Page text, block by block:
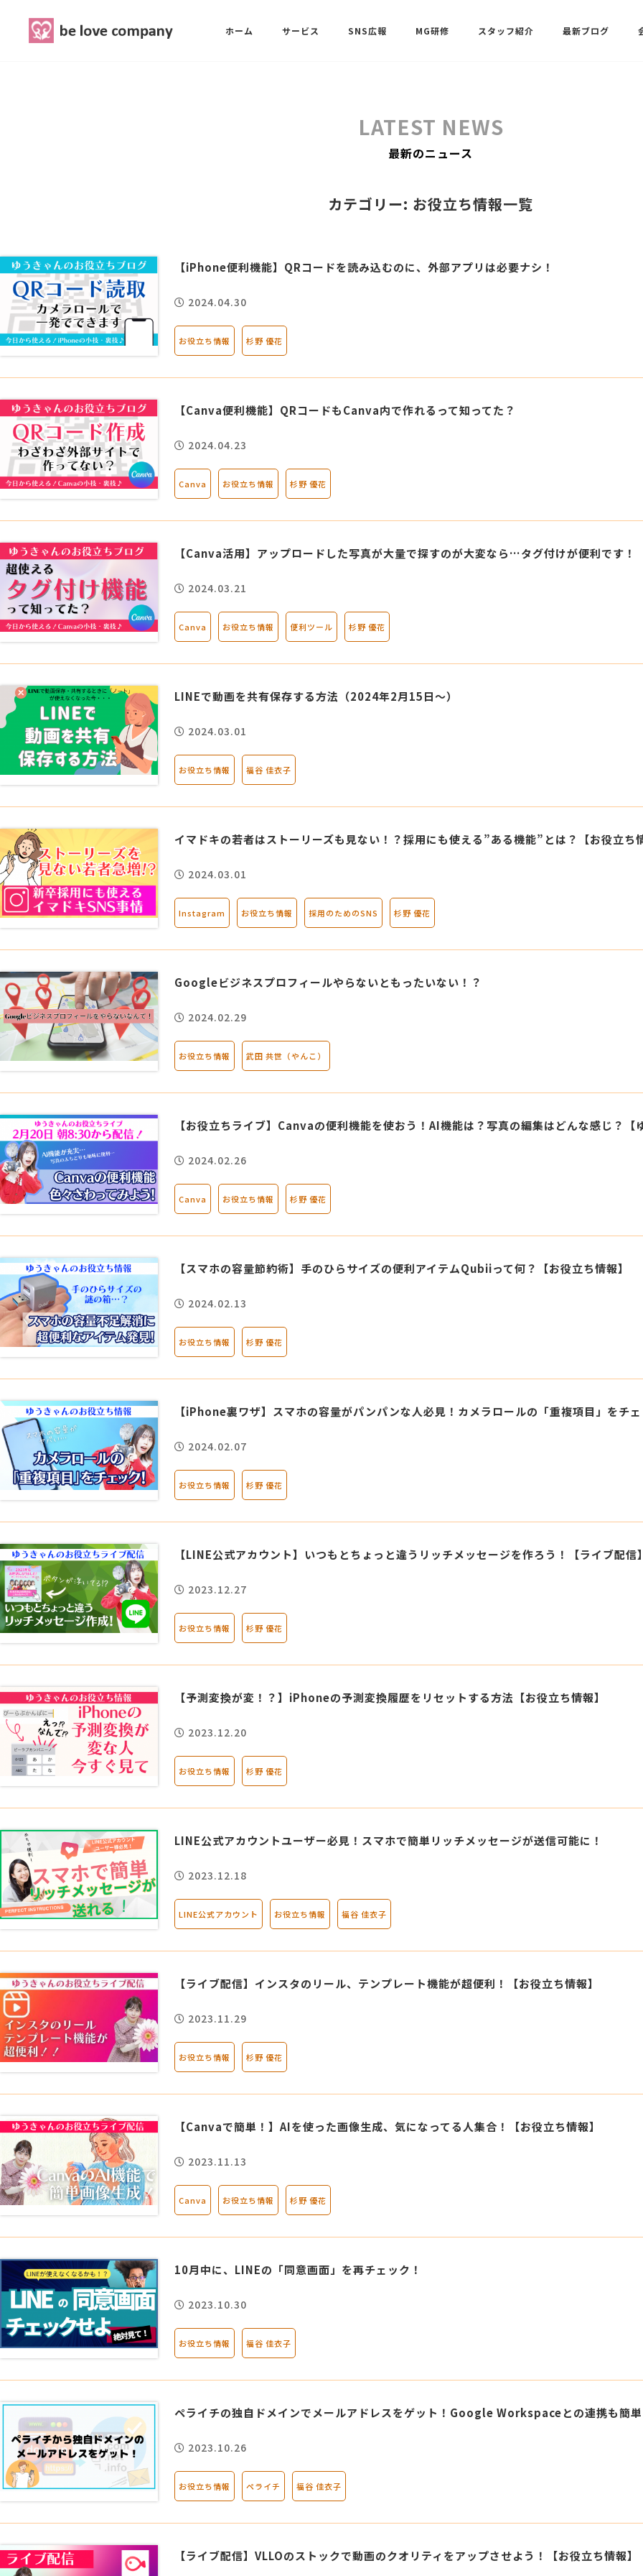
ホーム サービス
MG研修
SNS広報 MG研修 スタッフ紹介 最新ブログ
スタッフ紹介
最新ブログ
会社概要
アクセス
採用情報
LATEST NEWS
最新のニュース
カテゴリー: お役立ち情報一覧
【iPhone便利機能】QRコードを読み込むのに、外部アプリは必要ナシ！
2024.04.30
お役立ち情報 杉野 優花
【Canva便利機能】QRコードもCanva内で作れるって知ってた？
2024.04.23
Canva お役立ち情報 杉野 優花
【Canva活用】アップロードした写真が大量で探すのが大変なら…タグ付けが便利です！
2024.03.21
Canva お役立ち情報 便利ツール 杉野 優花
LINEで動画を共有保存する方法（2024年2月15日～）
2024.03.01
お役立ち情報 福谷 佳衣子
イマドキの若者はストーリーズも見ない！？採用にも使える”ある機能”とは？【お役立ち
2024.03.01
Instagram お役立ち情報 採用のためのSNS 杉野 優花
Googleビジネスプロフィールやらないともったいない！？
2024.02.29
お役立ち情報 武田 共世（やんこ）
【お役立ちライブ】Canvaの便利機能を使おう！AI機能は？写真の編集はどんな感じ？【
2024.02.26
Canva お役立ち情報 杉野 優花
【スマホの容量節約術】手のひらサイズの便利アイテムQubiiって何？【お役立ち情報】
2024.02.13
お役立ち情報 杉野 優花
【iPhone裏ワザ】スマホの容量がパンパンな人必見！カメラロールの「重複項目」をチ
2024.02.07
お役立ち情報 杉野 優花
【LINE公式アカウント】いつもとちょっと違うリッチメッセージを作ろう！【ライブ配信
2023.12.27
お役立ち情報 杉野 優花
【予測変換が変！？】iPhoneの予測変換履歴をリセットする方法【お役立ち情報】
2023.12.20
お役立ち情報 杉野 優花
LINE公式アカウントユーザー必見！スマホで簡単リッチメッセージが送信可能に！
2023.12.18
LINE公式アカウント お役立ち情報 福谷 佳衣子
【ライブ配信】インスタのリール、テンプレート機能が超便利！【お役立ち情報】
2023.11.29
お役立ち情報 杉野 優花
【Canvaで簡単！】AIを使った画像生成、気になってる人集合！【お役立ち情報】
2023.11.13
Canva お役立ち情報 杉野 優花
10月中に、LINEの「同意画面」を再チェック！
2023.10.30
お役立ち情報 福谷 佳衣子
ペライチの独自ドメインでメールアドレスをゲット！Google Workspaceとの連携も簡
2023.10.26
お役立ち情報 ペライチ 福谷 佳衣子
【ライブ配信】VLLOのストックで動画のクオリティをアップさせよう！【お役立ち情報】